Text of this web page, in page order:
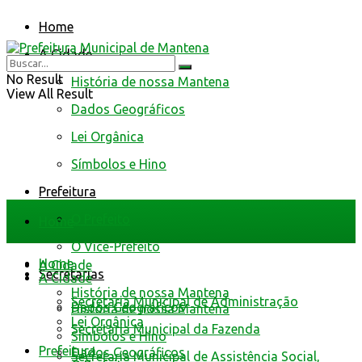
Home
A Cidade
História de nossa Mantena
Dados Geográficos
Lei Orgânica
Símbolos e Hino
Prefeitura
O Vice-Prefeito
Secretarias
Secretaria Municipal de Administração
Secretaria Municipal da Fazenda
Secretaria Municipal de Assistência Social,
No Result
View All Result
Home
A Cidade
História de nossa Mantena
Dados Geográficos
Home
A Cidade
História de nossa Mantena
Dados Geográficos
Lei Orgânica
Símbolos e Hino
Prefeitura